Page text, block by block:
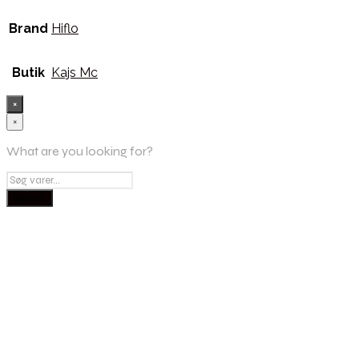
Brand Hiflo
Butik Kajs Mc
×
×
What are you looking for?